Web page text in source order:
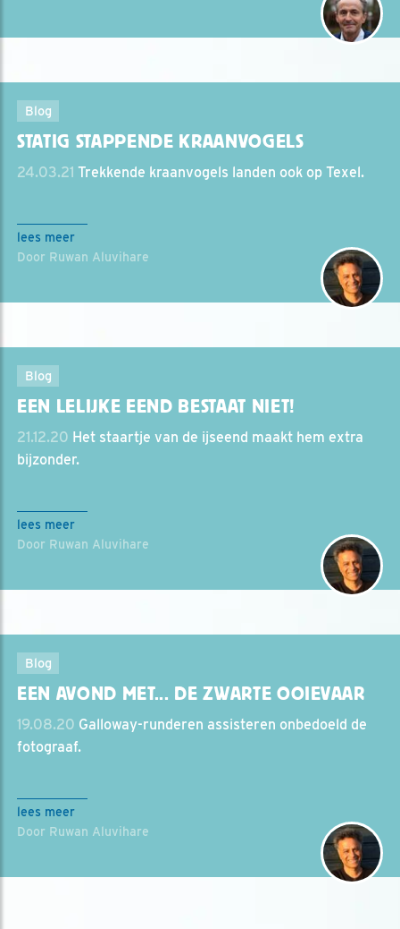
Blog
STATIG STAPPENDE KRAANVOGELS
24.03.21 Trekkende kraanvogels landen ook op Texel.
lees meer
Door Ruwan Aluvihare
Blog
EEN LELIJKE EEND BESTAAT NIET!
21.12.20 Het staartje van de ijseend maakt hem extra
bijzonder.
lees meer
Door Ruwan Aluvihare
Blog
EEN AVOND MET... DE ZWARTE OOIEVAAR
19.08.20 Galloway-runderen assisteren onbedoeld de
fotograaf.
lees meer
Door Ruwan Aluvihare